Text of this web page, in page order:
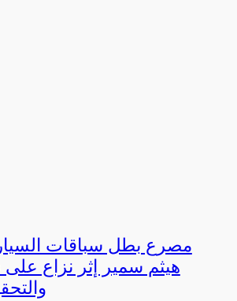
مصرع بطل سباقات
هيثم سمير إثر نزاع